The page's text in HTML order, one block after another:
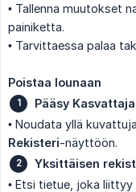
• Tallenna muutokset
painiketta.
• Tarvittaessa palaa
Poistaa lounaan
Pääsy
• Noudata yllä
Rekisteri-näyttöön.
Yksittäisen
• Etsi tietue, joka